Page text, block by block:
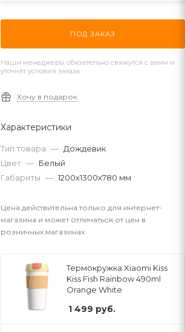
ПОД ЗАКАЗ
Наши менеджеры обязательно свяжутся с вами и
уточнят условия заказа
Хочу в подарок
Характеристики
Тип товара — Дождевик
Цвет — Белый
Габариты — 1200x1300x780 мм
Цена действительна только для интернет-
магазина и может отличаться от цен в
розничных магазинах
Термокружка Xiaomi Kiss
Kiss Fish Rainbow 490ml
Orange White
1 499 руб.